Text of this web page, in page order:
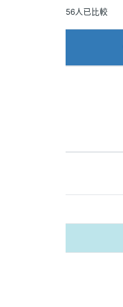
56人已比較